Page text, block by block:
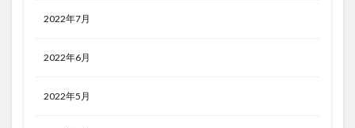
2022年7月
2022年6月
2022年5月